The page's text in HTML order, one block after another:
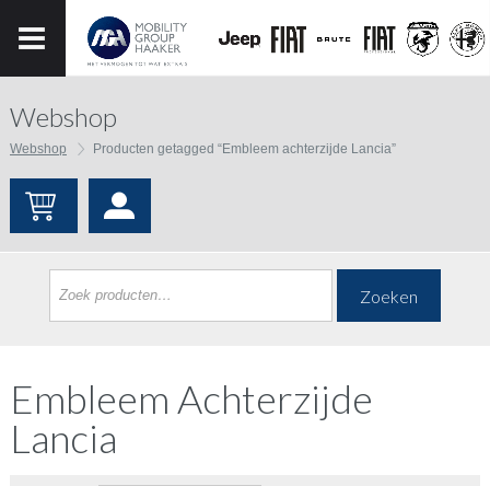
Webshop
Webshop Producten getagged “Embleem achterzijde Lancia”
Zoeken
Embleem Achterzijde
Lancia